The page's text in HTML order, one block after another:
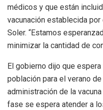
médicos y que están
vacunación establecida por
Soler. “Estamos
minimizar la cantidad de
El gobierno dijo que
población para el verano
administración de la
fase se espera atender a